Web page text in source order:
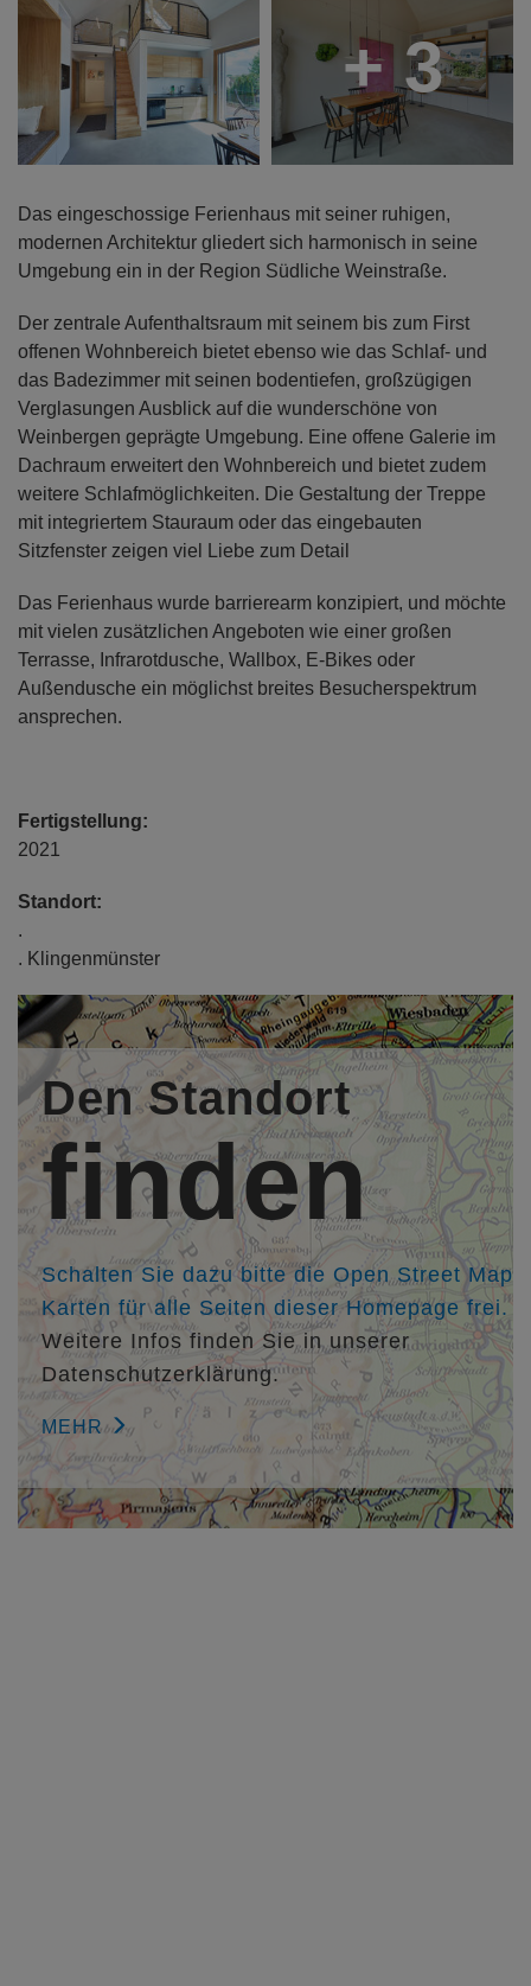
+ 3
Das eingeschossige Ferienhaus mit seiner ruhigen,
modernen Architektur gliedert sich harmonisch in seine
Umgebung ein in der Region Südliche Weinstraße.
Der zentrale Aufenthaltsraum mit seinem bis zum First
offenen Wohnbereich bietet ebenso wie das Schlaf- und
das Badezimmer mit seinen bodentiefen, großzügigen
Verglasungen Ausblick auf die wunderschöne von
Weinbergen geprägte Umgebung. Eine offene Galerie im
Dachraum erweitert den Wohnbereich und bietet zudem
weitere Schlafmöglichkeiten. Die Gestaltung der Treppe
mit integriertem Stauraum oder das eingebauten
Sitzfenster zeigen viel Liebe zum Detail
Das Ferienhaus wurde barrierearm konzipiert, und möchte
mit vielen zusätzlichen Angeboten wie einer großen
Terrasse, Infrarotdusche, Wallbox, E-Bikes oder
Außendusche ein möglichst breites Besucherspektrum
ansprechen.
Fertigstellung:
2021
Standort:
.
. Klingenmünster
Bauherr/in:
Daniela und Volker Richard , Klingenmünster,
http://www.maison-suedpfalz.de
Entwurfsverfasser/in:
Architekt Dipl.-Ing. (TH) M. Eng Jens Huck, Jens Huck,
Klingenmünster, http://www.archhuck.de
Mitarbeiter/in:
Architektin Dipl.-Ing. Birgit Tisch
Den Standort
finden
Schalten Sie dazu bitte die Open Street Map
Karten für alle Seiten dieser Homepage frei.
Weitere Infos finden Sie in unserer
Datenschutzerklärung.
MEHR